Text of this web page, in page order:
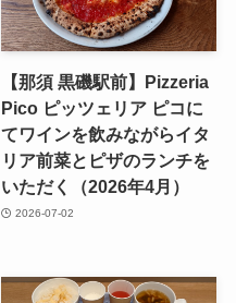
【那須 黒磯駅前】Pizzeria
Pico ピッツェリア ピコに
てワインを飲みながらイタ
リア前菜とピザのランチを
いただく（2026年4月）
2026-07-02